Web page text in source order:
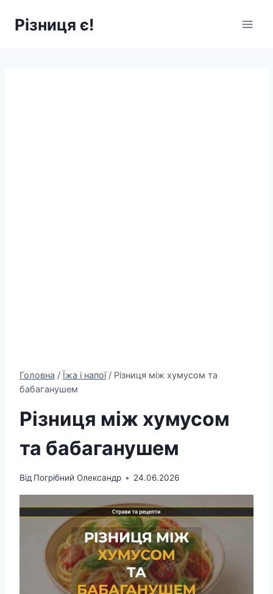
Різниця є!
Головна / Їжа і напої / Різниця між хумусом та
бабаганушем
Різниця між хумусом
та бабаганушем
Від Погрібний Олександр 24.06.2026